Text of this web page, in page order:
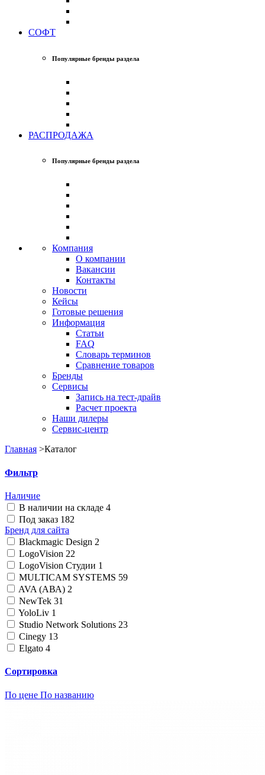
СОФТ
Популярные бренды раздела
РАСПРОДАЖА
Популярные бренды раздела
Компания
О компании
Вакансии
Контакты
Новости
Кейсы
Готовые решения
Информация
Статьи
FAQ
Словарь терминов
Сравнение товаров
Бренды
Сервисы
Запись на тест-драйв
Расчет проекта
Наши дилеры
Сервис-центр
Главная >Каталог
Фильтр
Наличие
В наличии на складе 4
Под заказ 182
Бренд для сайта
Blackmagic Design 2
LogoVision 22
LogoVision Студии 1
MULTICAM SYSTEMS 59
AVA (АВА) 2
NewTek 31
YoloLiv 1
Studio Network Solutions 23
Cinegy 13
Elgato 4
Сортировка
По цене По названию